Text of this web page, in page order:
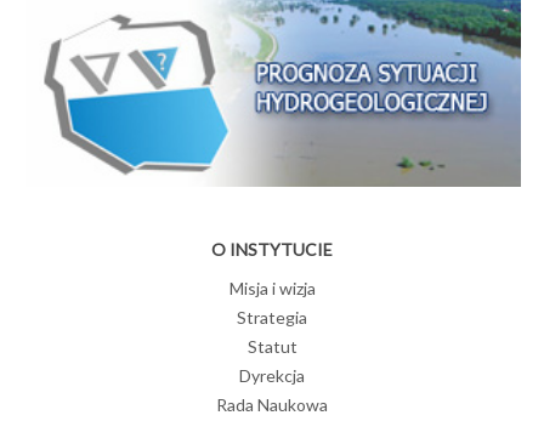
O INSTYTUCIE
Misja i wizja
Strategia
Statut
Dyrekcja
Rada Naukowa